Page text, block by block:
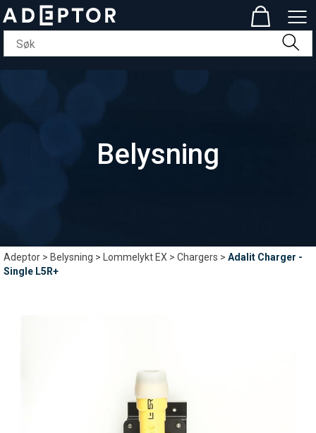
Belysning
Adeptor>Belysning> Lommelykt EX>Chargers>Adalit Charger -
Single L5R+